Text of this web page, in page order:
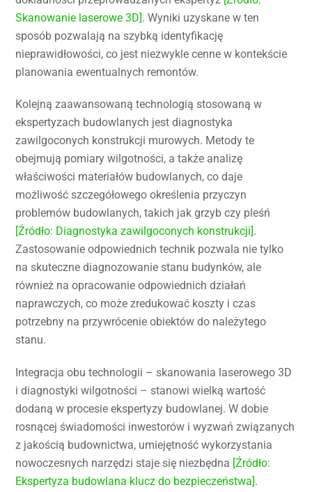
Skanowanie laserowe 3D]. Wyniki uzyskane w ten
sposób pozwalają na szybką identyfikację
nieprawidłowości, co jest niezwykle cenne w kontekście
planowania ewentualnych remontów.
Kolejną zaawansowaną technologią stosowaną w
ekspertyzach budowlanych jest diagnostyka
zawilgoconych konstrukcji murowych. Metody te
obejmują pomiary wilgotności, a także analizę
właściwości materiałów budowlanych, co daje
możliwość szczegółowego określenia przyczyn
problemów budowlanych, takich jak grzyb czy pleśń
[Źródło: Diagnostyka zawilgoconych konstrukcji].
Zastosowanie odpowiednich technik pozwala nie tylko
na skuteczne diagnozowanie stanu budynków, ale
również na opracowanie odpowiednich działań
naprawczych, co może zredukować koszty i czas
potrzebny na przywrócenie obiektów do należytego
stanu.
Integracja obu technologii – skanowania laserowego 3D
i diagnostyki wilgotności – stanowi wielką wartość
dodaną w procesie ekspertyzy budowlanej. W dobie
rosnącej świadomości inwestorów i wyzwań związanych
z jakością budownictwa, umiejętność wykorzystania
nowoczesnych narzędzi staje się niezbędna [Źródło:
Ekspertyza budowlana klucz do bezpieczeństwa].